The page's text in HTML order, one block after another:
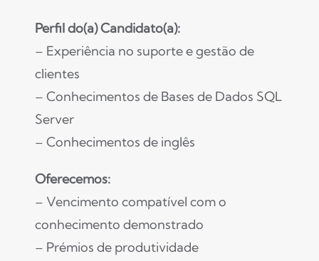
Perfil do(a) Candidato(a):
– Experiência no suporte e gestão de
clientes
– Conhecimentos de Bases de Dados SQL
Server
– Conhecimentos de inglês
Oferecemos:
– Vencimento compatível com o
conhecimento demonstrado
– Prémios de produtividade